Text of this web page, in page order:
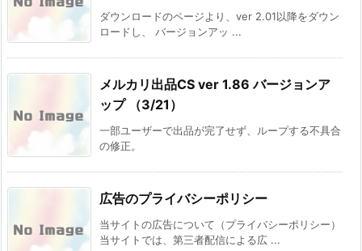
ダウンロードのページより、ver 2.01以降をダウン
ロードし、 バージョンアッ ...
メルカリ出品CS ver 1.86 バージョンア
ップ （3/21）
一部ユーザーで出品が完了せず、ループする不具合
の修正。
広告のプライバシーポリシー
当サイトの広告について（プライバシーポリシー）
当サイトでは、第三者配信による広 ...